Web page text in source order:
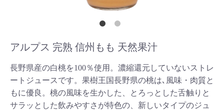
アルプス 完熟 信州もも 天然果汁
長野県産の白桃を100％使用。濃縮還元していないストレ
ートジュースです。果樹王国長野県の桃は､風味・肉質と
もに優良。桃の風味を生かした、とろっとした舌触りと
サラッとした飲みやすさが特色の、新しいタイプのジュ